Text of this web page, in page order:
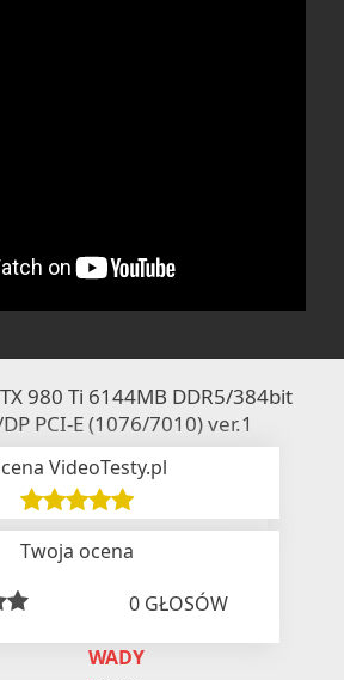
980 Ti 6144MB DDR5/384bit
PCI-E (1076/7010) ver.1
VideoTesty.pl
Twoja ocena
0GŁOSÓW
WADY